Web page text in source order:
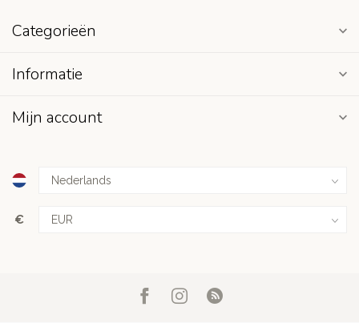
Categorieën
Informatie
Mijn account
€